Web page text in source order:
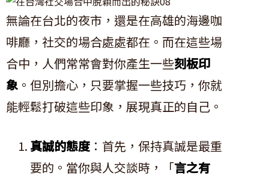
無論在台北的夜市，還是在高雄的海邊咖
啡廳，社交的場合處處都在。而在這些場
合中，人們常常會對你產生一些刻板印
象 。但別擔心，只要掌握一些技巧，你就
能輕鬆打破這些印象，展現真正的自己。
真誠的態度 ：首先，保持真誠是最重
要的。當你與人交談時，「言之有